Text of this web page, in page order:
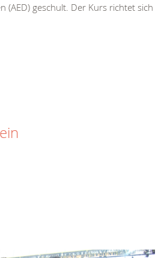
(AED) geschult. Der Kurs richtet sich